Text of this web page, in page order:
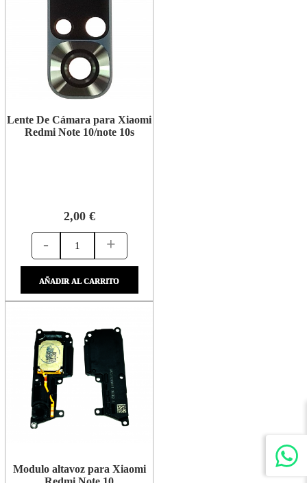
Lente De Cámara para Xiaomi
Redmi Note 10/note 10s
2,00 €
- +
AÑADIR AL CARRITO
Modulo altavoz para Xiaomi